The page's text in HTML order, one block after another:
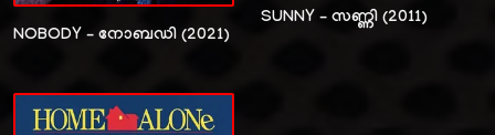
NOBODY – നോബഡി (2021)
SUNNY – സണ്ണി (2011)